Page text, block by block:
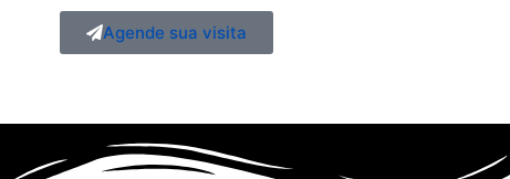
Agende sua visita